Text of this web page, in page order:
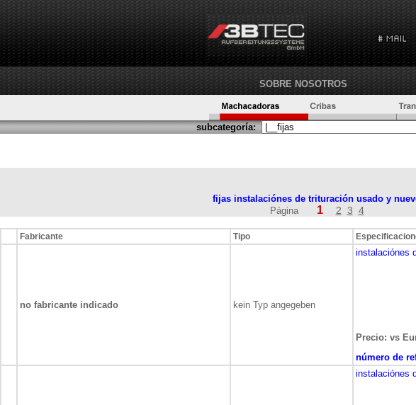
SOBRE NOSOTROS
subcategoría:
fijas instalaciónes de trituración usado y
Página
1 2 3 4
Fabricante Tipo
no fabricante indicado kein Typ angegeben
instalaciónes
Precio: vs
número de
instalaciónes